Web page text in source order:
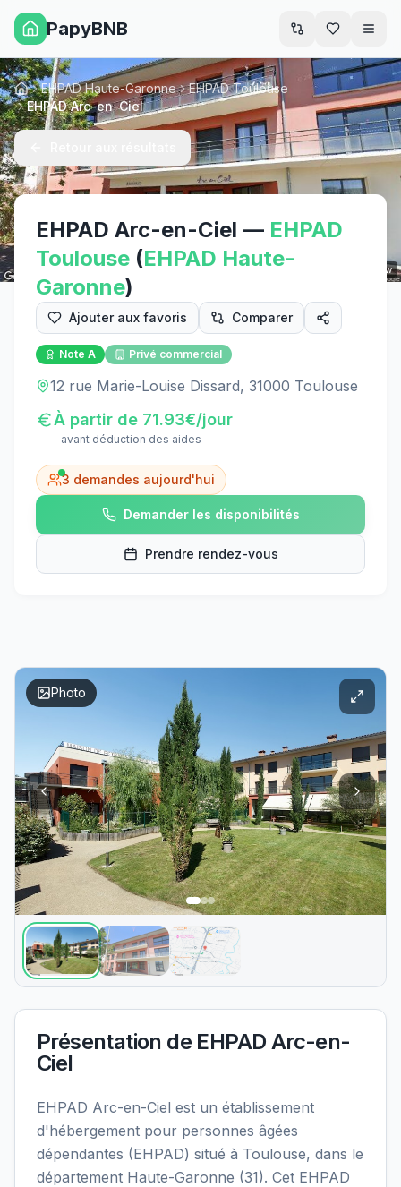
PapyBNB
Street View
AccueilEHPAD Haute-Garonne
EHPAD Toulouse
EHPAD Arc-en-Ciel
EHPAD Arc-en-Ciel — EHPAD
Toulouse (EHPAD Haute-
Garonne)
Ajouter aux favoris Comparer
Note A Privé commercial
12 rue Marie-Louise Dissard, 31000 Toulouse
À partir de 71.93€/jour
avant déduction des aides
3 demandes aujourd'hui
Demander les disponibilités
Prendre rendez-vous
Photo
Présentation de EHPAD Arc-en-
Ciel
EHPAD Arc-en-Ciel est un établissement
d'hébergement pour personnes âgées
dépendantes (EHPAD) situé à Toulouse, dans le
département Haute-Garonne (31). Cet EHPAD